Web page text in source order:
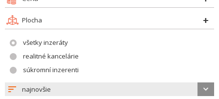
Plocha
všetky inzeráty
realitné kancelárie
súkromní inzerenti
najnovšie